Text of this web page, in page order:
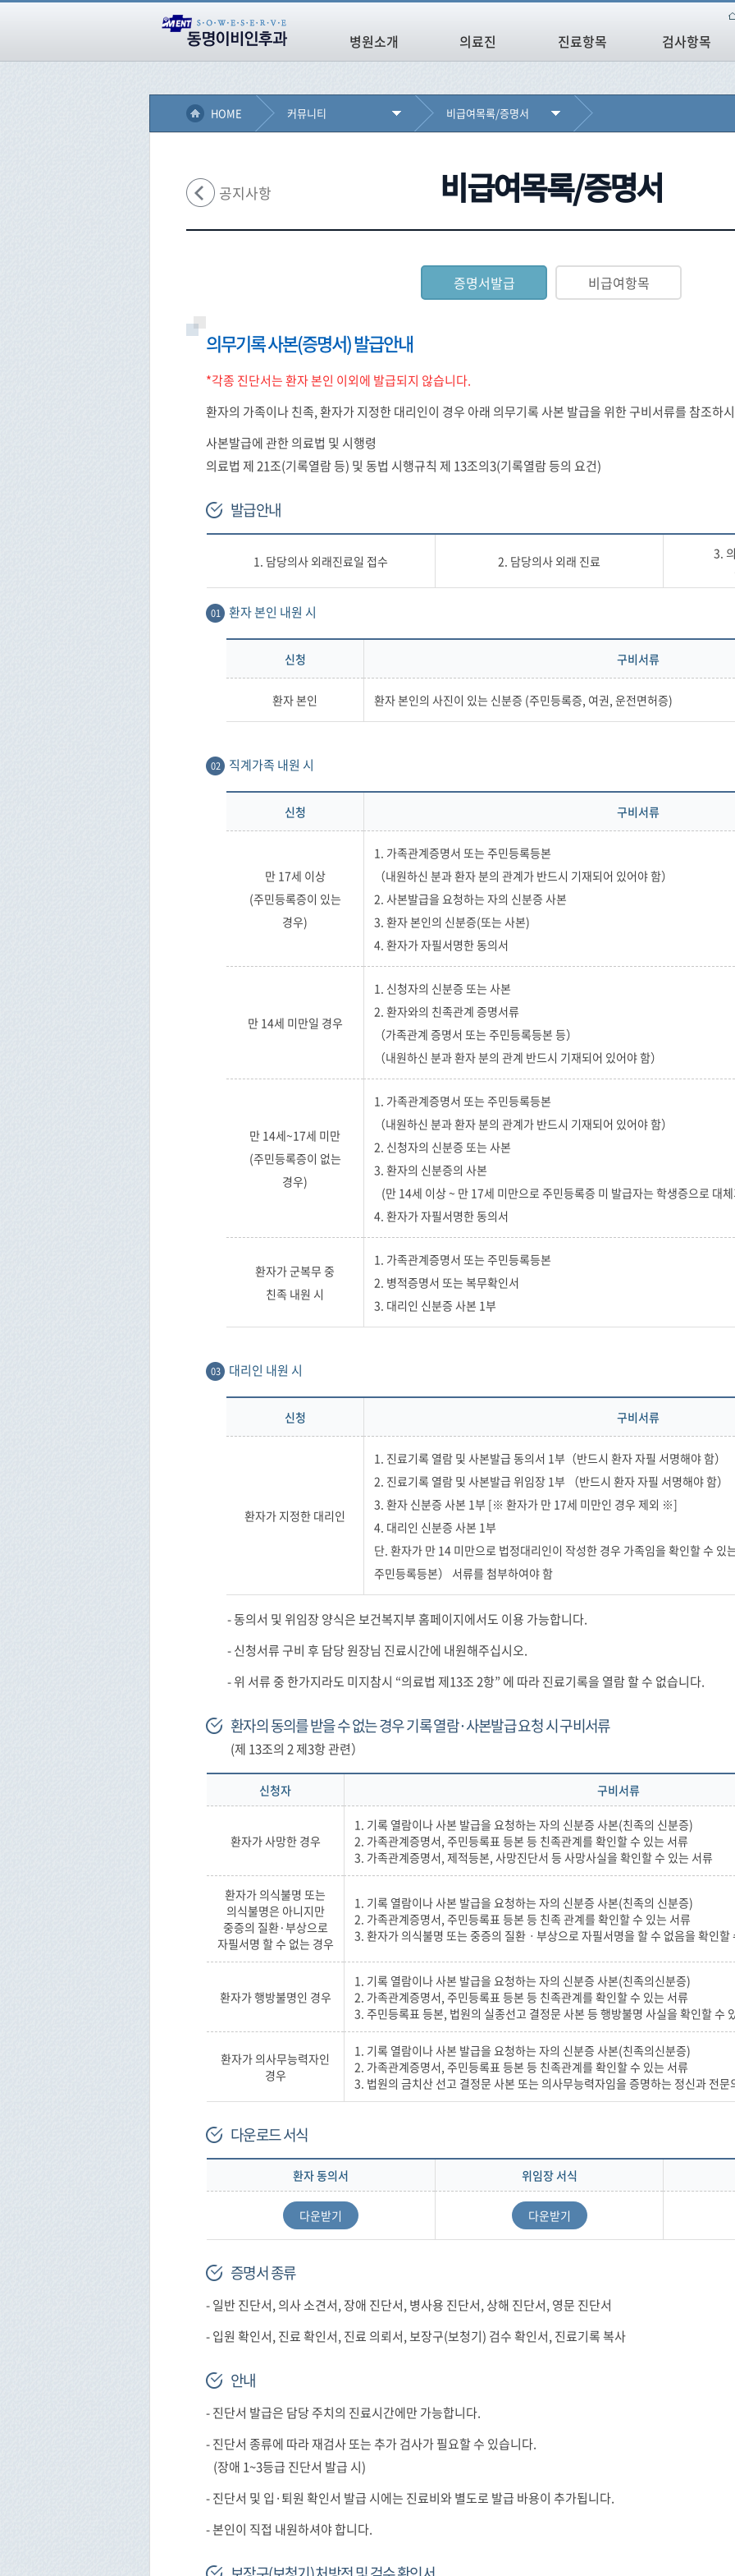
병원소개 의료진 진료항목 검사항목
HOME 커뮤니티 비급여목록/증명서
비급여목록/증명서
공지사항
증명서발급 비급여항목
의무기록 사본(증명서) 발급안내
*각종 진단서는 환자 본인 이외에 발급되지 않습니다.
환자의 가족이나 친족, 환자가 지정한 대리인이 경우 아래 의무기록 사본 발급을 위한 구비서류를 참조하
사본발급에 관한 의료법 및 시행령
의료법 제 21조(기록열람 등) 및 동법 시행규칙 제 13조의3(기록열람 등의 요건)
발급안내
1. 담당의사 외래진료일 접수 2. 담당의사 외래 진료
3.
01 환자 본인 내원 시
신청 구비서류
환자 본인 환자 본인의 사진이 있는 신분증 (주민등록증, 여권, 운전면허증)
02 직계가족 내원 시
신청 구비서류
만 17세 이상
(주민등록증이 있는
경우)
1. 가족관계증명서 또는 주민등록등본
（내원하신 분과 환자 분의 관계가 반드시 기재되어 있어야 함）
2. 사본발급을 요청하는 자의 신분증 사본
3. 환자 본인의 신분증(또는 사본)
4. 환자가 자필서명한 동의서
만 14세 미만일 경우
1. 신청자의 신분증 또는 사본
2. 환자와의 친족관계 증명서류
（가족관계 증명서 또는 주민등록등본 등）
（내원하신 분과 환자 분의 관계 반드시 기재되어 있어야 함）
만 14세~17세 미만
(주민등록증이 없는
경우)
1. 가족관계증명서 또는 주민등록등본
（내원하신 분과 환자 분의 관계가 반드시 기재되어 있어야 함）
2. 신청자의 신분증 또는 사본
3. 환자의 신분증의 사본
(만 14세 이상 ~ 만 17세 미만으로 주민등록증 미 발급자는 학생증으로 대
4. 환자가 자필서명한 동의서
환자가 군복무 중
친족 내원 시
1. 가족관계증명서 또는 주민등록등본
2. 병적증명서 또는 복무확인서
3. 대리인 신분증 사본 1부
03 대리인 내원 시
신청 구비서류
환자가 지정한 대리인
1. 진료기록 열람 및 사본발급 동의서 1부（반드시 환자 자필 서명해야 함）
2. 진료기록 열람 및 사본발급 위임장 1부 （반드시 환자 자필 서명해야 함）
3. 환자 신분증 사본 1부 [※ 환자가 만 17세 미만인 경우 제외 ※]
4. 대리인 신분증 사본 1부
단. 환자가 만 14 미만으로 법정대리인이 작성한 경우 가족임을 확인할 수 있
주민등록등본） 서류를 첨부하여야 함
- 동의서 및 위임장 양식은 보건복지부 홈페이지에서도 이용 가능합니다.
- 신청서류 구비 후 담당 원장님 진료시간에 내원해주십시오.
- 위 서류 중 한가지라도 미지참시 “의료법 제13조 2항” 에 따라 진료기록을 열람 할 수 없습니다.
환자의 동의를 받을 수 없는 경우 기록 열람·사본발급 요청 시 구비서류
(제 13조의 2 제3항 관련）
신청자 구비서류
환자가 사망한 경우
1. 기록 열람이나 사본 발급을 요청하는 자의 신분증 사본(친족의 신분증)
2. 가족관계증명서, 주민등록표 등본 등 친족관계를 확인할 수 있는 서류
3. 가족관계증명서, 제적등본, 사망진단서 등 사망사실을 확인할 수 있는 서류
환자가 의식불명 또는
의식불명은 아니지만
중증의 질환·부상으로
자필서명 할 수 없는 경우
1. 기록 열람이나 사본 발급을 요청하는 자의 신분증 사본(친족의 신분증)
2. 가족관계증명서, 주민등록표 등본 등 친족 관계를 확인할 수 있는 서류
3. 환자가 의식불명 또는 중증의 질환ㆍ부상으로 자필서명을 할 수 없음을 확인할
환자가 행방불명인 경우
1. 기록 열람이나 사본 발급을 요청하는 자의 신분증 사본(친족의신분증)
2. 가족관계증명서, 주민등록표 등본 등 친족관계를 확인할 수 있는 서류
3. 주민등록표 등본, 법원의 실종선고 결정문 사본 등 행방불명 사실을 확인할 수
환자가 의사무능력자인
경우
1. 기록 열람이나 사본 발급을 요청하는 자의 신분증 사본(친족의신분증)
2. 가족관계증명서, 주민등록표 등본 등 친족관계를 확인할 수 있는 서류
3. 법원의 금치산 선고 결정문 사본 또는 의사무능력자임을 증명하는 정신과 전문
다운로드 서식
환자 동의서 위임장 서식
다운받기 다운받기
증명서 종류
- 일반 진단서, 의사 소견서, 장애 진단서, 병사용 진단서, 상해 진단서, 영문 진단서
- 입원 확인서, 진료 확인서, 진료 의뢰서, 보장구(보청기) 검수 확인서, 진료기록 복사
안내
- 진단서 발급은 담당 주치의 진료시간에만 가능합니다.
- 진단서 종류에 따라 재검사 또는 추가 검사가 필요할 수 있습니다.
(장애 1~3등급 진단서 발급 시)
- 진단서 및 입·퇴원 확인서 발급 시에는 진료비와 별도로 발급 바용이 추가됩니다.
- 본인이 직접 내원하셔야 합니다.